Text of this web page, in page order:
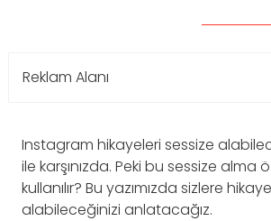
Reklam Alanı
Instagram hikayeleri sessize
ile karşınızda. Peki bu sessize alma
kullanılır? Bu yazımızda sizlere
alabileceğinizi anlatacağız.